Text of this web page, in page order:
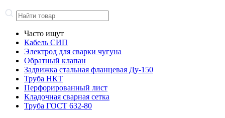
Часто ищут
Кабель СИП
Электрод для сварки чугуна
Обратный клапан
Задвижка стальная фланцевая Ду-150
Труба НКТ
Перфорированный лист
Кладочная сварная сетка
Труба ГОСТ 632-80